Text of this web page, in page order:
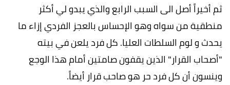
ثم أخيراً أصل الى السبب الرابع والذي يبدو لي أكثر
منطقية من سواه وهو الإحساس بالعجز الفردي إزاء ما
يحدث و لوم السلطات العليا. كل فرد يلعن في بيته
"أصحاب القرار" الذين يقفون صامتين أمام هذا الوجع
وينسون أن كل فرد حر هو صاحب قرار أيضاً.